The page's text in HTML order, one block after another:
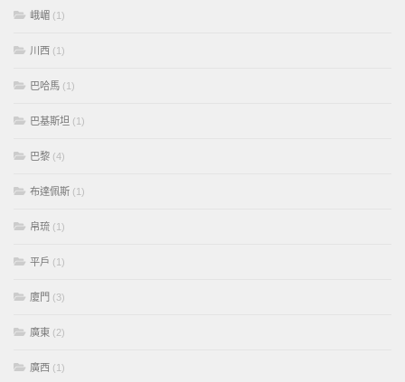
峨嵋 (1)
川西 (1)
巴哈馬 (1)
巴基斯坦 (1)
巴黎 (4)
布達佩斯 (1)
帛琉 (1)
平戶 (1)
廈門 (3)
廣東 (2)
廣西 (1)